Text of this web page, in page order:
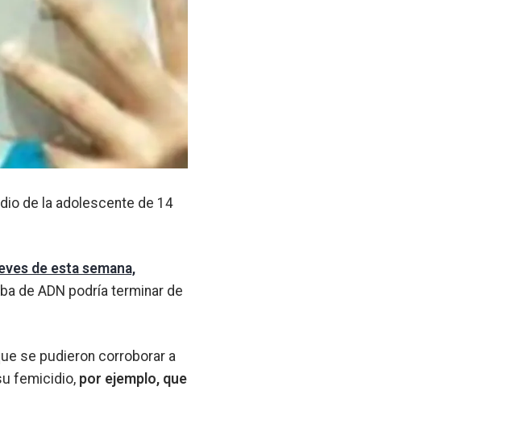
de la adolescente de 14
de esta semana,
de ADN podría terminar de
se pudieron corroborar a
femicidio, por ejemplo, que